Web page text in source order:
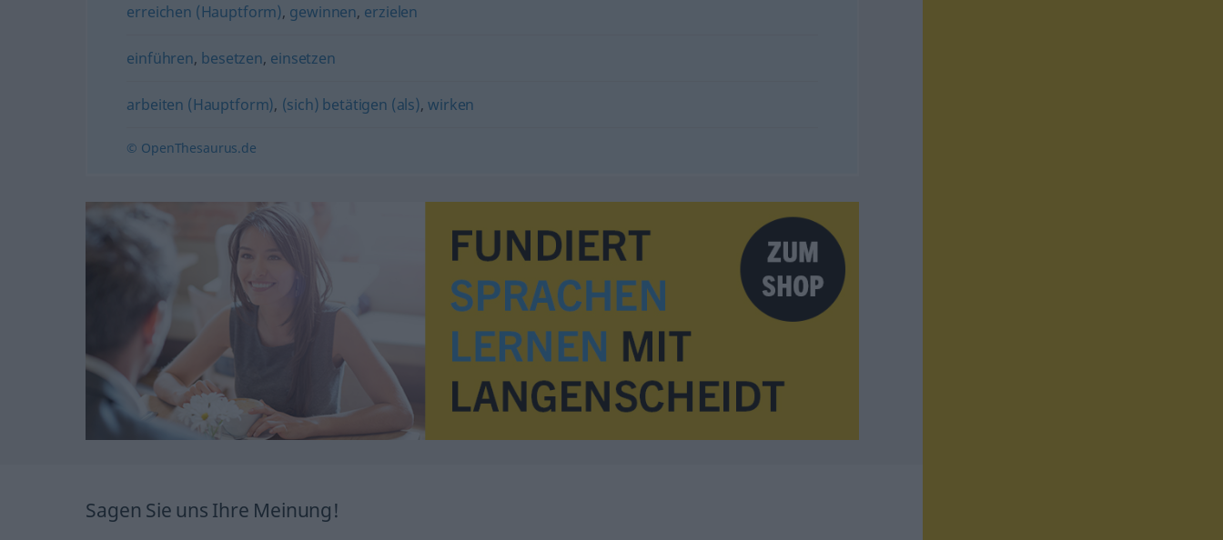
erreichen (Hauptform), gewinnen, erzielen
einführen, besetzen, einsetzen
arbeiten (Hauptform), (sich) betätigen (als),wirken
© OpenThesaurus.de
Sagen Sie uns Ihre Meinung!